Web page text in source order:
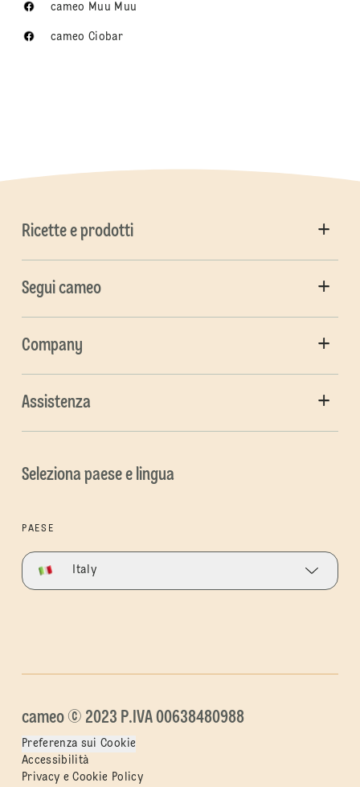
cameo Muu Muu
cameo Ciobar
Ricette e prodotti
Segui cameo
Company
Assistenza
Seleziona paese e lingua
PAESE
Italy
cameo © 2023 P.IVA 00638480988
Preferenza sui Cookie
Accessibilità
Privacy e Cookie Policy